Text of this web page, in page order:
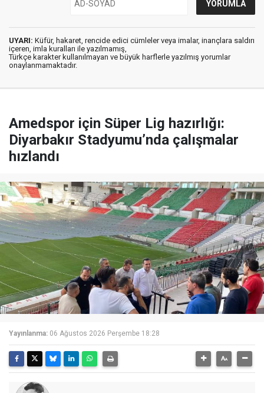
UYARI: Küfür, hakaret, rencide edici cümleler veya imalar, inançlara saldırı
içeren, imla kuralları ile yazılmamış,
Türkçe karakter kullanılmayan ve büyük harflerle yazılmış yorumlar
onaylanmamaktadır.
Amedspor için Süper Lig hazırlığı:
Diyarbakır Stadyumu’nda çalışmalar
hızlandı
Yayınlanma: 06 Ağustos 2026 Perşembe 18:28